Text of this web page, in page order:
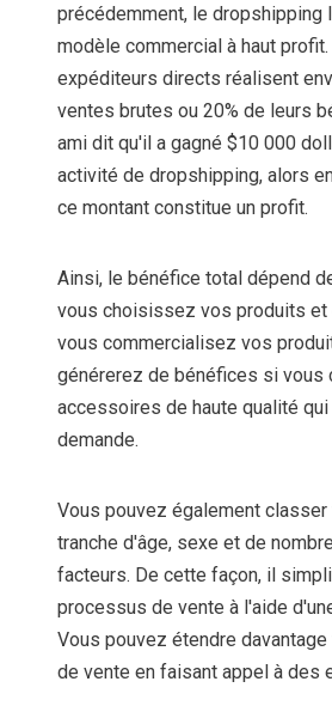
précédemment, le dropshipping
modèle commercial à haut
expéditeurs directs réalisent
ventes brutes ou 20% de leurs
ami dit qu'il a gagné $10 000
activité de dropshipping, alors
ce montant constitue un profit.
Ainsi, le bénéfice total dépend
vous choisissez vos produits et
vous commercialisez vos
générerez de bénéfices si
accessoires de haute qualité
demande.
Vous pouvez également
tranche d'âge, sexe et de
facteurs. De cette façon, il
processus de vente à l'aide
Vous pouvez étendre
de vente en faisant appel à des